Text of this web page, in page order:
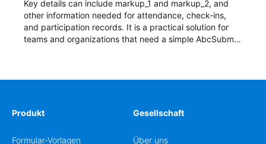
Key details can include markup_1 and markup_2, and
other information needed for attendance, check-ins,
and participation records. It is a practical solution for
teams and organizations that need a simple AbcSubmit
Produkt
Formular-Vorlagen
Gesellschaft
Über uns